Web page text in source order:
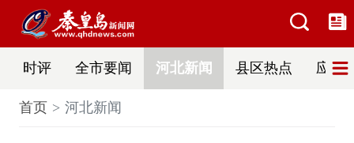
时评 全市要闻 河北新闻 县区热点 应急
首页 河北新闻